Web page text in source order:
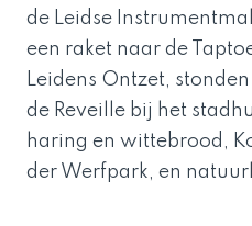
de Leidse
een raket naar de
Leidens Ontzet,
de Reveille bij het
haring en wittebrood,
der Werfpark, en